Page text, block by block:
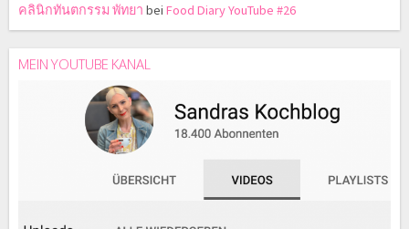
คลินิกทันตกรรม พัทยา bei Food Diary YouTube #26
MEIN YOUTUBE KANAL